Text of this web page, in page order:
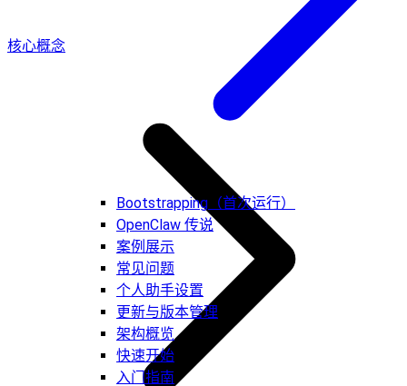
Bootstrapping（首次运行）
OpenClaw 传说
案例展示
常见问题
个人助手设置
更新与版本管理
架构概览
快速开始
入门指南
核心概念